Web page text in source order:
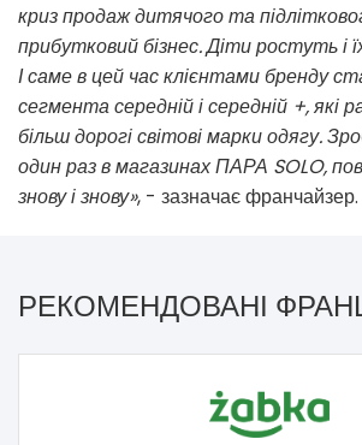
криз продаж дитячого та
прибутковий бізнес. Діти ростуть і
І саме в цей час клієнтами бренду
сегмента середній і середній +, які
більш дорогі світові марки одягу.
один раз в магазинах ПАРА SOLO,
знову і знову», - зазначає франчайзер.
РЕКОМЕНДОВАНІ